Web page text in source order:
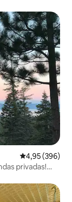
4,95 de uma
4,95 (396)
privadas!